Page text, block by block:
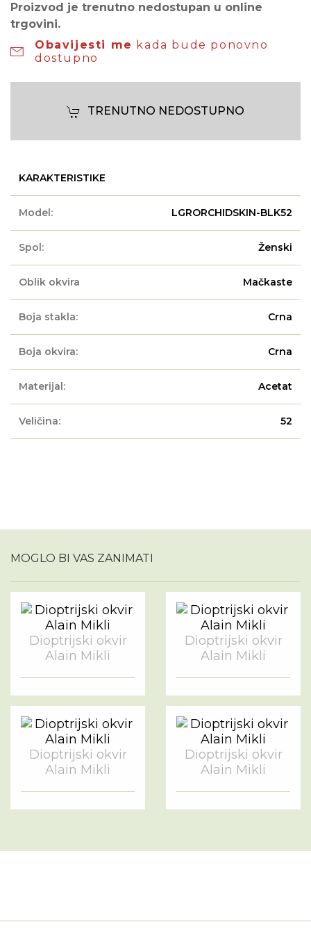
Proizvod je trenutno nedostupan u online
trgovini.
Obavijesti me kada bude ponovno
dostupno
TRENUTNO NEDOSTUPNO
KARAKTERISTIKE
Model: LGRORCHIDSKIN-BLK52
Spol: Ženski
Oblik okvira Mačkaste
Boja stakla: Crna
Boja okvira: Crna
Materijal: Acetat
Veličina: 52
MOGLO BI VAS ZANIMATI
Dioptrijski okvir
Alain Mikli
Dioptrijski okvir
Alain Mikli
Dioptrijski okvir
Alain Mikli
Dioptrijski okvir
Alain Mikli